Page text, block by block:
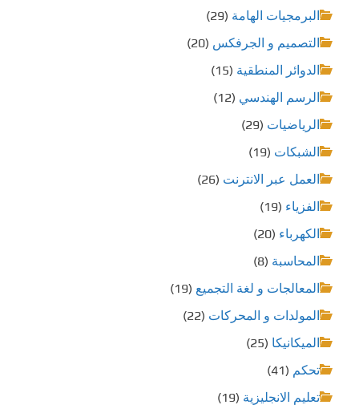
م
ق
ت
البرمجيات الهامة (29)
التصميم و الجرفكس (20)
الدوائر المنطقية (15)
الرسم الهندسي (12)
الرياضيات (29)
الشبكات (19)
العمل عبر الانترنت (26)
الفزياء (19)
الكهرباء (20)
المحاسبة (8)
المعالجات و لغة التجميع (19)
المولدات و المحركات (22)
الميكانيكا (25)
تحكم (41)
تعليم الانجليزية (19)